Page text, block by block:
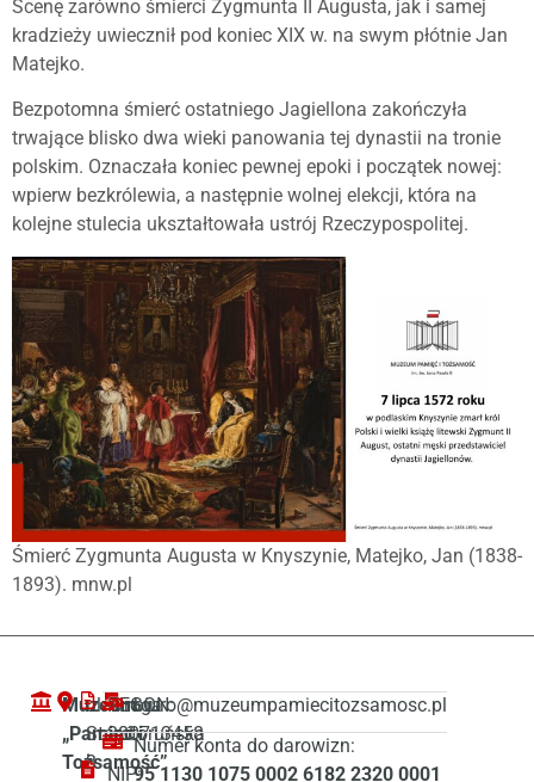
Scenę zarówno śmierci Zygmunta II Augusta, jak i samej
kradzieży uwiecznił pod koniec XIX w. na swym płótnie Jan
Matejko.
Bezpotomna śmierć ostatniego Jagiellona zakończyła
trwające blisko dwa wieki panowania tej dynastii na tronie
polskim. Oznaczała koniec pewnej epoki i początek nowej:
wpierw bezkrólewia, a następnie wolnej elekcji, która na
kolejne stulecia ukształtowała ustrój Rzeczypospolitej.
Śmierć Zygmunta Augusta w Knyszynie, Matejko, Jan (1838-
1893). mnw.pl
Muzeum
„Pamięć i
Tożsamość”
ul. Droga
Starotoruńska
3
REGON:
380713458
NIP:
biuro@muzeumpamiecitozsamosc.pl
Numer konta do darowizn:
95 1130 1075 0002 6182 2320 0001